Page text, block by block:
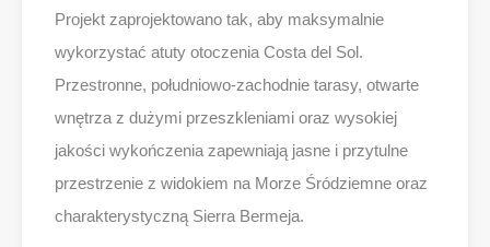
Projekt zaprojektowano tak, aby maksymalnie
wykorzystać atuty otoczenia Costa del Sol.
Przestronne, południowo-zachodnie tarasy, otwarte
wnętrza z dużymi przeszkleniami oraz wysokiej
jakości wykończenia zapewniają jasne i przytulne
przestrzenie z widokiem na Morze Śródziemne oraz
charakterystyczną Sierra Bermeja.